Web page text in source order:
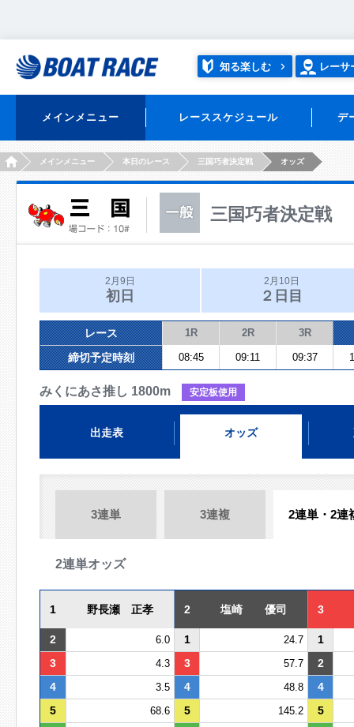
知る楽しむ レーサ
メインメニュー レーススケジュール デ
HOMEメインメニュー 本日のレース 三国巧者決定戦 オッズ
三国巧者決定戦
2月9日
初日
2月10日
２日目
レース 1R 2R 3R
締切予定時刻 08:45 09:11 09:37
みくにあさ推し 1800m 安定板使用
出走表 オッズ
3連単 3連複 2連単・2連
2連単オッズ
1 野長瀬 正孝 2 塩崎 優司 3
2 6.0 1 24.7
1
3
4.3 3 57.7
2
4
3.5 4 48.8
4
5
68.6 5 145.2
5